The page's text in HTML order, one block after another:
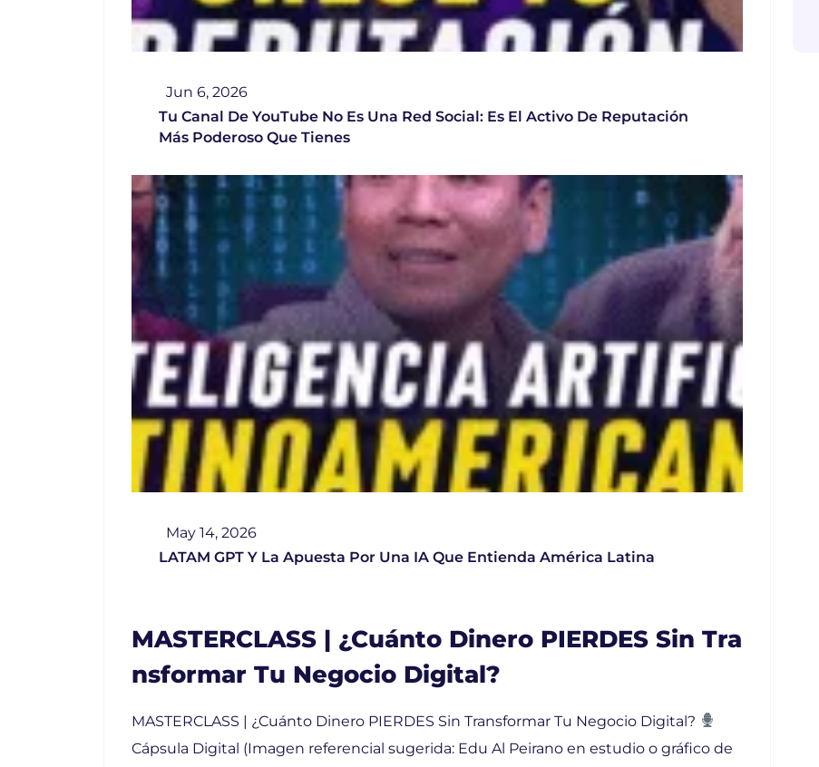
Jun 6, 2026
Tu Canal De YouTube No Es Una Red Social: Es El Activo De Reputación
Más Poderoso Que Tienes
May 14, 2026
LATAM GPT Y La Apuesta Por Una IA Que Entienda América Latina
MASTERCLASS | ¿Cuánto Dinero PIERDES Sin Tra
Nsformar Tu Negocio Digital?
MASTERCLASS | ¿Cuánto Dinero PIERDES Sin Transformar Tu Negocio Digital?
Cápsula Digital (Imagen referencial sugerida: Edu Al Peirano en estudio o gráfico de